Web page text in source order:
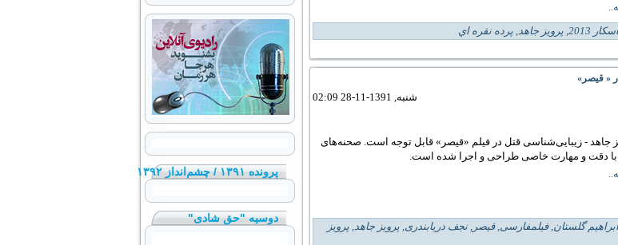
اسکار 2013 , پرویز جاهد, پرده نقره اي
« قيصر»
شنبه, 1391-11-28 02:09
جاهد - زیبایی‌شناسی قتل در فیلم «قیصر» قابل توجه است. صحنه‌های
با دقت و مهارت خاصی طراحی و اجرا شده است.
ابراهیم گلستان,فیلمفارسی,قیصر , نجف دریابندری, پرویز جاهد, پرویز
پرونده ۱۳۹۱ / چشم‌انداز ۱۳۹۲
دوسیه "حق شادی"